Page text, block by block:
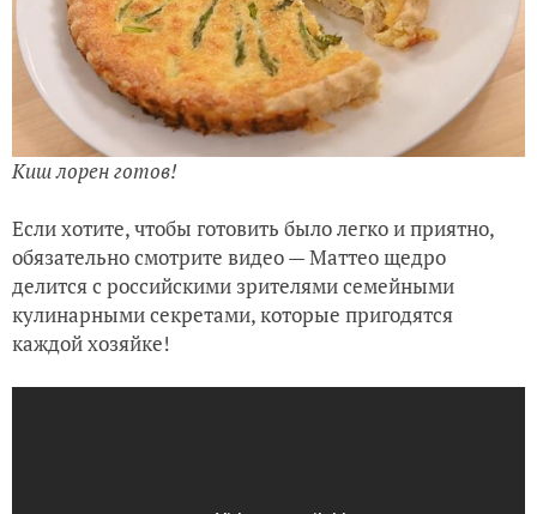
Киш лорен готов!
Если хотите, чтобы готовить было легко и приятно,
обязательно смотрите видео — Маттео щедро
делится с российскими зрителями семейными
кулинарными секретами, которые пригодятся
каждой хозяйке!